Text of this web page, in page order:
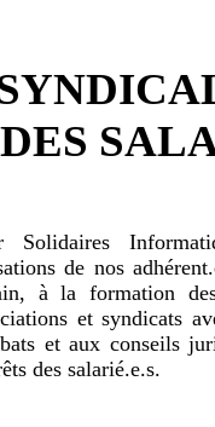
DES
Solidaires
de nos
à la formation
et syndicats
et aux conseils
des salarié.e.s.